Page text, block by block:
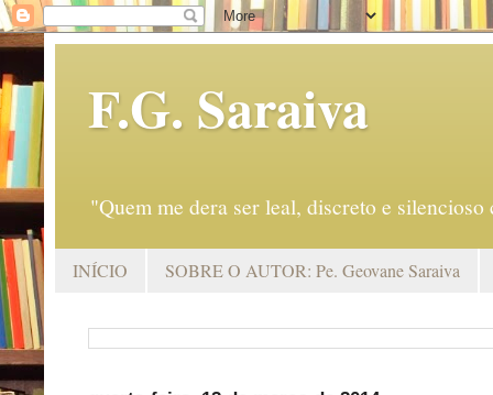
F.G. Saraiva
"Quem me dera ser leal, discreto e
INÍCIO SOBRE O AUTOR: Pe. Geovane Saraiva